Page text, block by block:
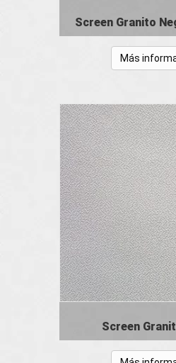
Screen Granito
Más
Screen